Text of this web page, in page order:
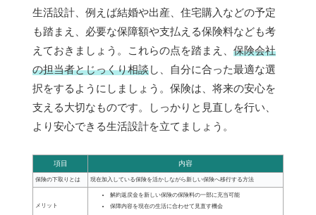
生活設計、例えば結婚や出産、住宅購入などの予定
も踏まえ、必要な保障額や支払える保険料なども考
えておきましょう。これらの点を踏まえ、 保険会社
の担当者とじっくり相談し、自分に合った最適な選
択をするようにしましょう。保険は、将来の安心を
支える大切なものです。しっかりと見直しを行い、
より安心できる生活設計を立てましょう。
項目 内容
保険の下取りとは 現在加入している保険を活かしながら新しい保険へ移行する方法
メリット
解約返戻金を新しい保険の保険料の一部に充当可能
保障内容を現在の生活に合わせて見直す機会